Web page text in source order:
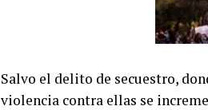
Salvo el delito de secuestro,
violencia contra ellas se